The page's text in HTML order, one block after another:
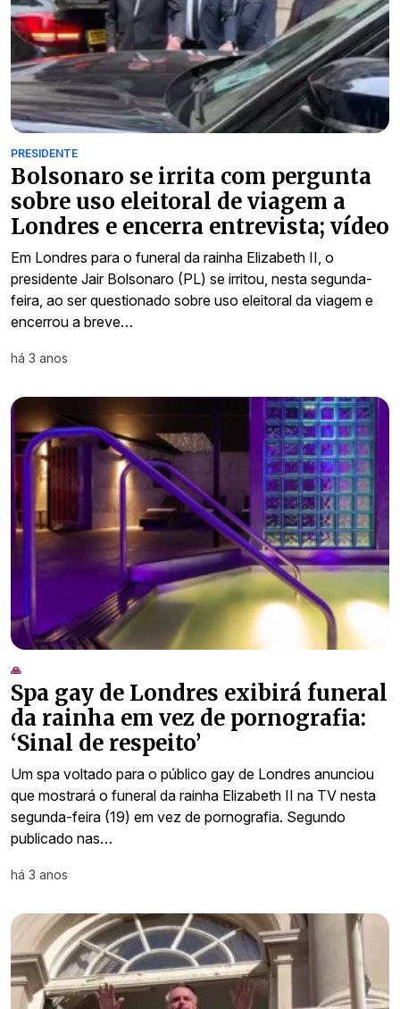
PRESIDENTE
Bolsonaro se irrita com pergunta
sobre uso eleitoral de viagem a
Londres e encerra entrevista; vídeo
Em Londres para o funeral da rainha Elizabeth II, o
presidente Jair Bolsonaro (PL) se irritou, nesta segunda-
feira, ao ser questionado sobre uso eleitoral da viagem e
encerrou a breve…
há 3 anos
🙏
Spa gay de Londres exibirá funeral
da rainha em vez de pornografia:
‘Sinal de respeito’
Um spa voltado para o público gay de Londres anunciou
que mostrará o funeral da rainha Elizabeth II na TV nesta
segunda-feira (19) em vez de pornografia. Segundo
publicado nas…
há 3 anos